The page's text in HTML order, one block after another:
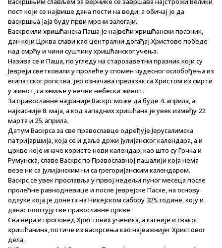
пост који се највише дана пости на води, а обичај је да
васкршња јаја буду први мрсни залогаји.
Васкрс или хришћанска Паша је највећи хришћански празник,
дан који Црква слави као централни догађај Христове победе
над смрћу и чини суштину хришћанског учења.
Назива се и Паша, по угледу на старозаветни празник који су
Јевреји светковали у пролеће у спомен чудесног ослобођења из
египатског ропства, јер означава прелазак са Христом из смрти
у живот, са земље у вечни небески живот.
За православне најраније Васкрс може да буде 4. априла, а
најкасније 8. маја, а код западних хришћана је увек између 22.
марта и 25. априла.
Датум Васкрса за све православце одређује Јерусалимска
патријаршија, која се и даље држи јулијанског календара, а и
цркве које иначе користе нови календар, као што су Грчка и
Румунска, славе Васкрс по Православној пашалији која нема
везе ни са јулијанским ни са грегоријанским календаром.
Васкрс се увек прославља у првој недељи пуног месеца после
пролећне равнодневице и после јеврејске Пасхе, на основу
одлуке која је донета на Никејском сабору 325. године, коју и
данас поштују све православне цркве.
Сва вера и проповед Христових ученика, а касније и сваког
хришћанина, потиче из васкрсења као најважнијег Христовог
дела.